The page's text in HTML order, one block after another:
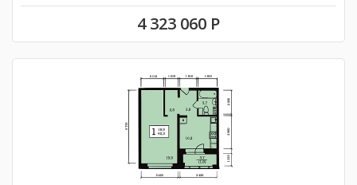
4 323 060 Р